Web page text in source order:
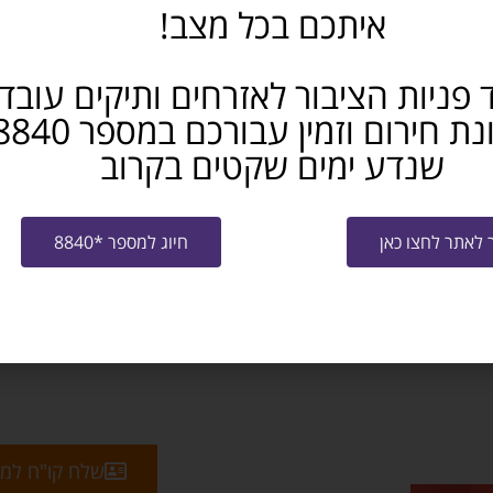
שלח קו"ח
איתכם בכל מצב!
פניות הציבור לאזרחים ותיקים
שנדע ימים שקטים בקרוב
לאתר לחצו כאן חיוג למספר *8840